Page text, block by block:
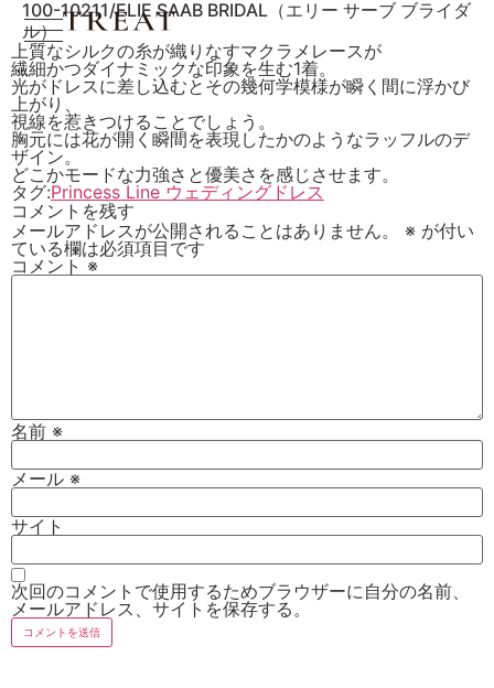
100-10211/ELIE SAAB BRIDAL（エリー サーブ ブライダ
ル）
上質なシルクの糸が織りなすマクラメレースが
繊細かつダイナミックな印象を生む1着。
光がドレスに差し込むとその幾何学模様が瞬く間に浮かび
上がり、
視線を惹きつけることでしょう。
胸元には花が開く瞬間を表現したかのようなラッフルのデ
ザイン。
どこかモードな力強さと優美さを感じさせます。
タグ:Princess Line ウェディングドレス
コメントを残す
メールアドレスが公開されることはありません。
※ が付い
ている欄は必須項目です
コメント ※
名前 ※
メール ※
サイト
次回のコメントで使用するためブラウザーに自分の名前、
メールアドレス、サイトを保存する。